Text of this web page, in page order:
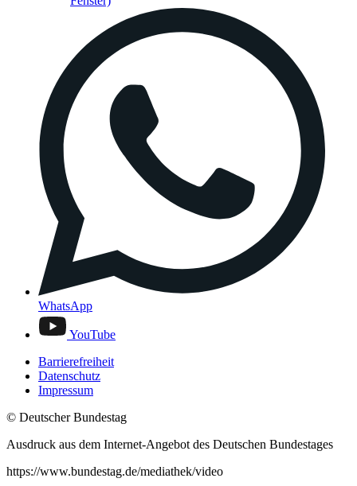
WhatsApp
YouTube
Barrierefreiheit
Datenschutz
Impressum
© Deutscher Bundestag
Ausdruck aus dem Internet-Angebot des Deutschen Bundestages
https://www.bundestag.de/mediathek/video